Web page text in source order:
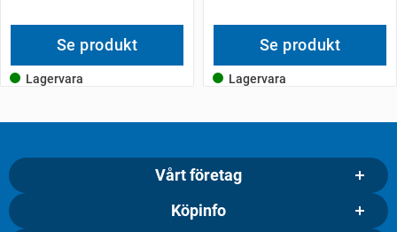
Se produkt
Lagervara
Se produkt
Lagervara
Vårt företag
Köpinfo